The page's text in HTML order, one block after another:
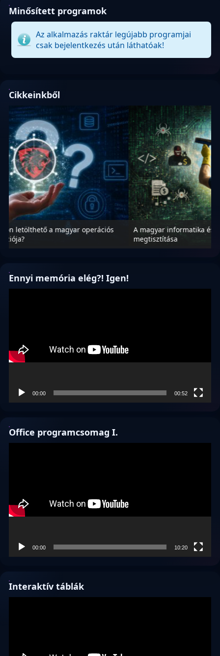
Minősített programok
Az alkalmazás raktár legújabb programjai
csak bejelentkezés után láthatóak!
Cikkeinkből
A magyar informatika és a szabad szoftverek
megtisztítása
Ennyi memória elég?! Igen!
00:00 00:52
Office programcsomag I.
00:00 10:20
Interaktív táblák